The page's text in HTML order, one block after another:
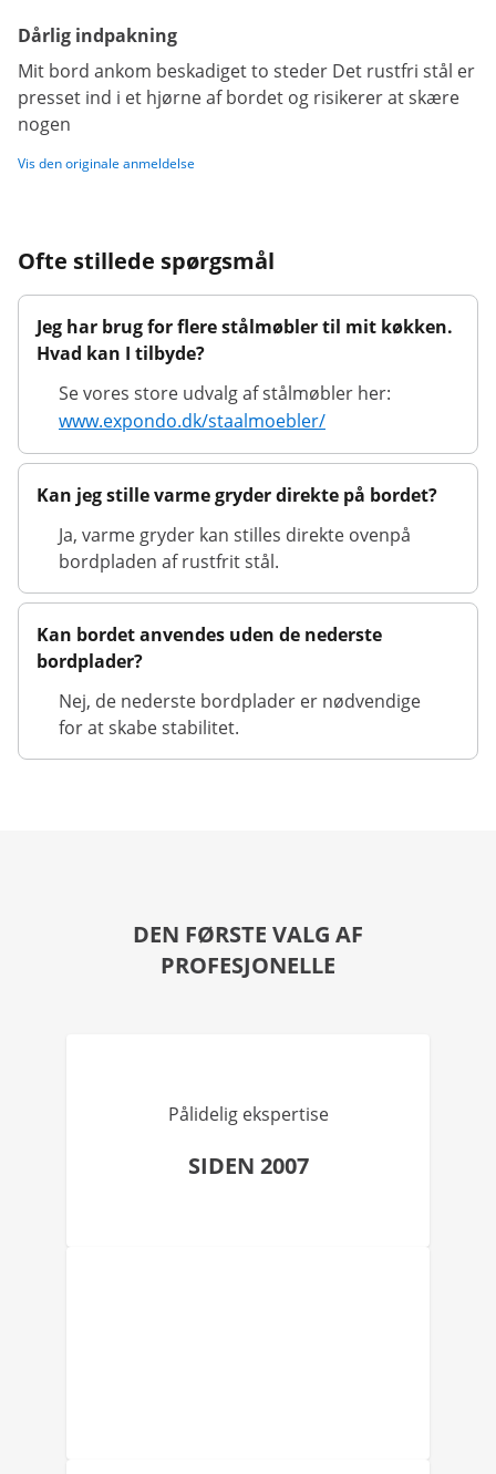
Dårlig indpakning
Mit bord ankom beskadiget to steder Det rustfri stål er
presset ind i et hjørne af bordet og risikerer at skære
nogen
Vis den originale anmeldelse
Ofte stillede spørgsmål
Jeg har brug for flere stålmøbler til mit køkken.
Hvad kan I tilbyde?
Se vores store udvalg af stålmøbler her:
www.expondo.dk/staalmoebler/
Kan jeg stille varme gryder direkte på bordet?
Ja, varme gryder kan stilles direkte ovenpå
bordpladen af rustfrit stål.
Kan bordet anvendes uden de nederste
bordplader?
Nej, de nederste bordplader er nødvendige
for at skabe stabilitet.
DEN FØRSTE VALG AF
PROFESJONELLE
Pålidelig ekspertise
SIDEN 2007